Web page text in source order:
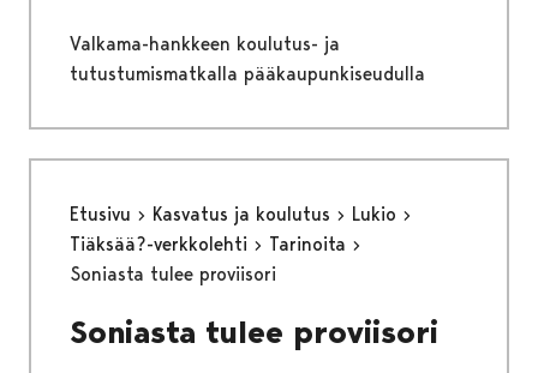
Valkama-hankkeen koulutus- ja
tutustumismatkalla pääkaupunkiseudulla
Etusivu Kasvatus ja koulutus
Lukio
Tiäksää?-verkkolehti
Tarinoita
Soniasta tulee proviisori
Soniasta tulee proviisori